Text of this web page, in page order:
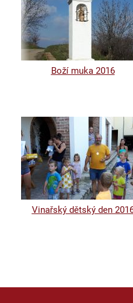
Boží muka 2016
Vinařský dětský den